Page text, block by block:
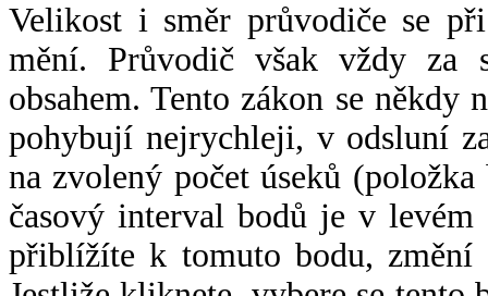
Velikost i směr průvodiče se
mění. Průvodič však vždy za
obsahem. Tento zákon se někdy
pohybují nejrychleji, v odsluní
na zvolený počet úseků
časový interval bodů je v
přiblížíte k tomuto bodu,